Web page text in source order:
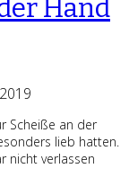
Hand
Scheiße an der
lieb hatten.
nicht verlassen